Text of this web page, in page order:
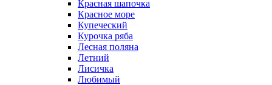
Красная шапочка
Красное море
Купеческий
Курочка ряба
Лесная поляна
Летний
Лисичка
Любимый